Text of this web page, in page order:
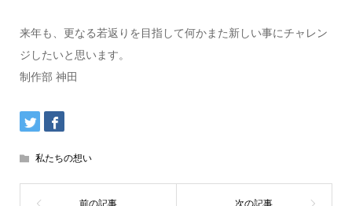
来年も、更なる若返りを目指して何かまた新しい事にチャレン
ジしたいと思います。
制作部 神田
私たちの想い